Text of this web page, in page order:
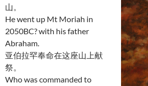
山。
He went up Mt Moriah in
2050BC? with his father
Abraham.
亚伯拉罕奉命在这座山上献
祭。
Who was commanded to